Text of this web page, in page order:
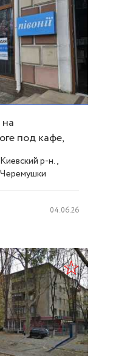
под кафе,
р-н.,
04.06.26